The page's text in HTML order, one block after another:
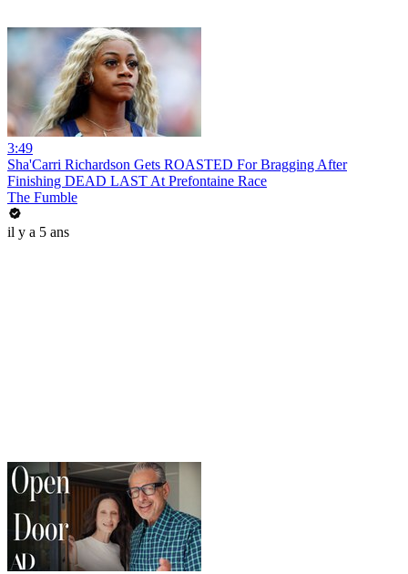
3:49
Sha'Carri Richardson Gets ROASTED For Bragging After
Finishing DEAD LAST At Prefontaine Race
The Fumble
il y a 5 ans